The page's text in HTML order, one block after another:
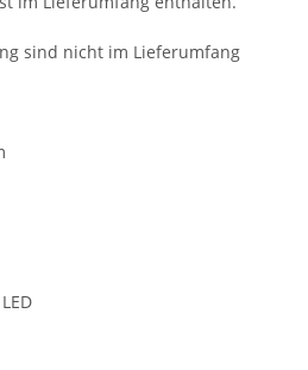
sind nicht im Lieferumfang